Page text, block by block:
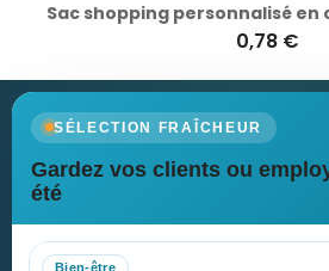
0,78 €
SÉLECTION FRAÎCHEUR
Gardez vos clients ou
été
Bien-être
Newsletter
Recevez nos dernières nouvelles